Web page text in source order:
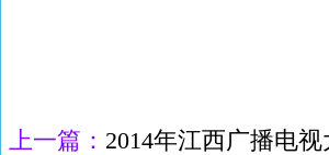
上一篇： 2014年江西广播电